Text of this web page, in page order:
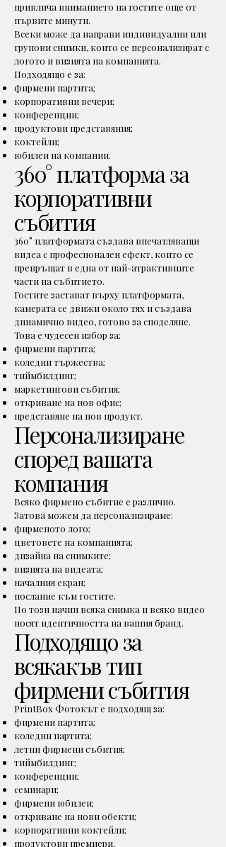
привлича вниманието на гостите още от
първите минути.
Всеки може да направи индивидуални или
групови снимки, които се персонализират с
логото и визията на компанията.
Подходящо е за:
фирмени партита;
корпоративни вечери;
конференции;
продуктови представяния;
коктейли;
юбилеи на компании.
360° платформа за
корпоративни
събития
360° платформата създава впечатляващи
видеа с професионален ефект, които се
превръщат в една от най-атрактивните
части на събитието.
Гостите застават върху платформата,
камерата се движи около тях и създава
динамично видео, готово за споделяне.
Това е чудесен избор за:
фирмени партита;
коледни тържества;
тиймбилдинг;
маркетингови събития;
откриване на нов офис;
представяне на нов продукт.
Персонализиране
според вашата
компания
Всяко фирмено събитие е различно.
Затова можем да персонализираме:
фирменото лого;
цветовете на компанията;
дизайна на снимките;
визията на видеата;
началния екран;
послание към гостите.
По този начин всяка снимка и всяко видео
носят идентичността на вашия бранд.
Подходящо за
всякакъв тип
фирмени събития
PrintBox Фотокът е подходящ за:
фирмени партита;
коледни партита;
летни фирмени събития;
тиймбилдинг;
конференции;
семинари;
фирмени юбилеи;
откриване на нови обекти;
корпоративни коктейли;
продуктови премиери.